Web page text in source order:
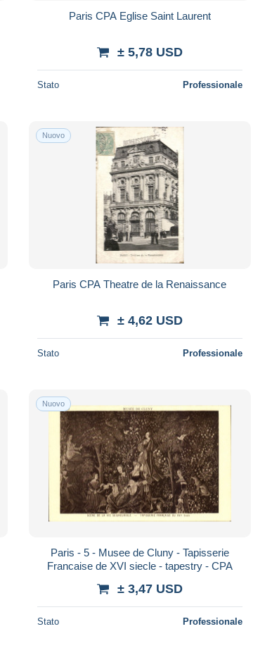
Paris CPA Eglise Saint Laurent
± 5,78 USD
Stato Professionale
Nuovo
Paris CPA Theatre de la Renaissance
± 4,62 USD
Stato Professionale
Nuovo
Paris - 5 - Musee de Cluny - Tapisserie
Francaise de XVI siecle - tapestry - CPA
± 3,47 USD
Stato Professionale